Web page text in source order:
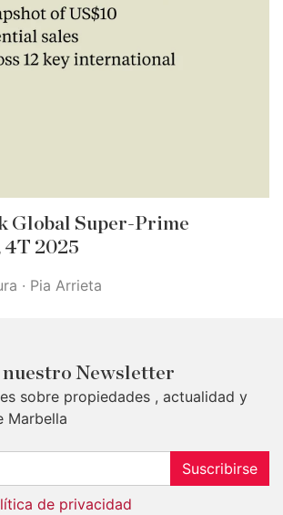
Global Super-Prime
2025
· Pia Arrieta
nuestro Newsletter
sobre propiedades , actualidad y
Marbella
Suscribirse
de privacidad